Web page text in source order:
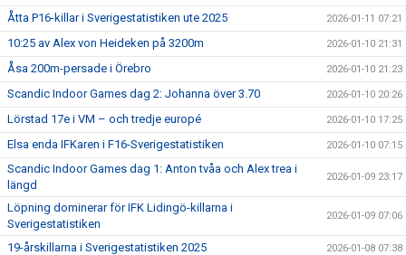
Åtta P16-killar i Sverigestatistiken ute 2025 2026-01-11 07:21
10:25 av Alex von Heideken på 3200m 2026-01-10 21:31
Åsa 200m-persade i Örebro 2026-01-10 21:23
Scandic Indoor Games dag 2: Johanna över 3.70 2026-01-10 20:26
Lörstad 17e i VM – och tredje europé 2026-01-10 17:25
Elsa enda IFKaren i F16-Sverigestatistiken 2026-01-10 07:15
Scandic Indoor Games dag 1: Anton tvåa och Alex trea i
längd
2026-01-09 23:17
Löpning dominerar för IFK Lidingö-killarna i
Sverigestatistiken
2026-01-09 07:06
19-årskillarna i Sverigestatistiken 2025 2026-01-08 07:38